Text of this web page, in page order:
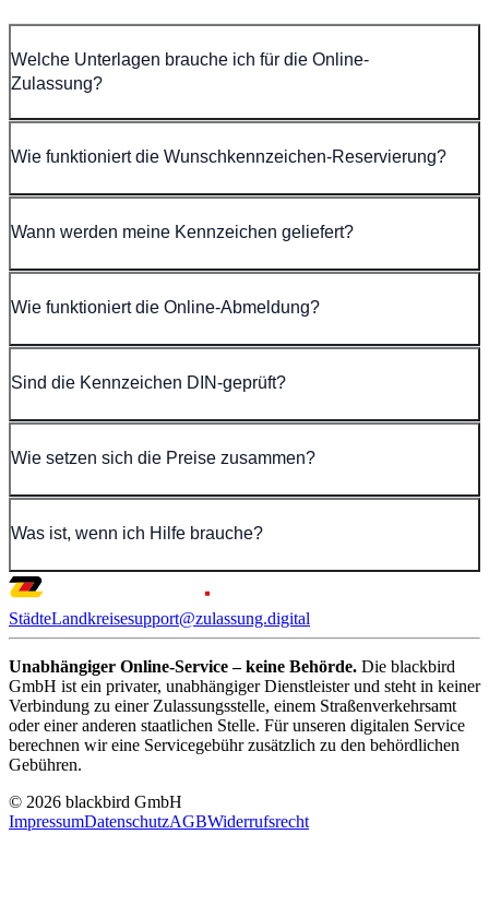
Welche Unterlagen brauche ich für die Online-
Zulassung?
Wie funktioniert die Wunschkennzeichen-Reservierung?
Wann werden meine Kennzeichen geliefert?
Wie funktioniert die Online-Abmeldung?
Sind die Kennzeichen DIN-geprüft?
Wie setzen sich die Preise zusammen?
Was ist, wenn ich Hilfe brauche?
StädteLandkreisesupport@zulassung.digital
Unabhängiger Online-Service – keine Behörde. Die blackbird
GmbH ist ein privater, unabhängiger Dienstleister und steht in keiner
Verbindung zu einer Zulassungsstelle, einem Straßenverkehrsamt
oder einer anderen staatlichen Stelle. Für unseren digitalen Service
berechnen wir eine Servicegebühr zusätzlich zu den behördlichen
Gebühren.
© 2026 blackbird GmbH
ImpressumDatenschutzAGBWiderrufsrecht